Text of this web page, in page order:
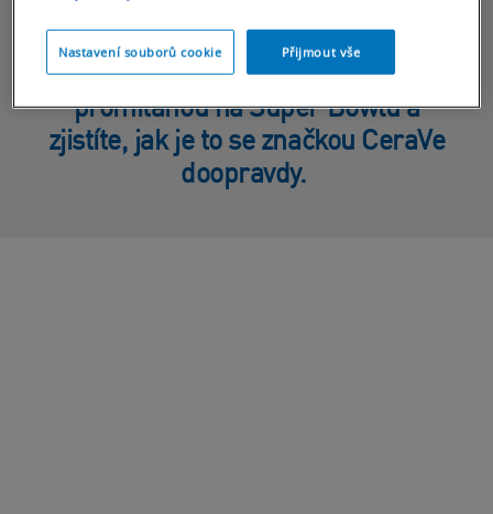
Celý příběh
Podívejte se na naši reklamu
promítanou na Super Bowlu a
zjistíte, jak je to se značkou CeraVe
doopravdy.
Nastavení souborů cookie Přijmout vše